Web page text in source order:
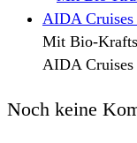
Mit Bio-
AIDA Cruises
Noch keine